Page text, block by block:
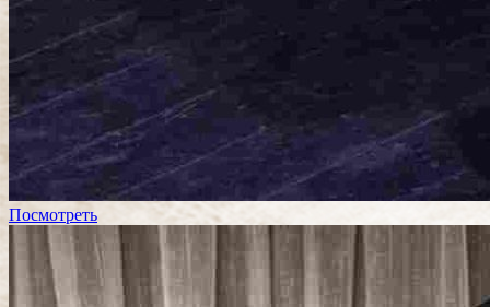
Посмотреть